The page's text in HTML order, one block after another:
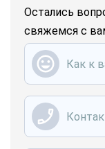
Остались
свяжемся с
Введите ваше
Введите ваш